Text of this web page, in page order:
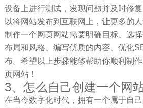
设备上进行测试，发现问题并及时修
以将网站发布到互联网上，让更多的人
制作一个网页网站需要明确目标、选
布局和风格、编写优质的内容、优化
布。希望以上步骤能够帮助你顺利制
页网站！
3、怎么自己创建一个网
在当今数字化时代，拥有一个属于自